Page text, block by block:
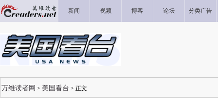
新闻 视频 博客 论坛 分类广告
万维读者网 > 美国看台 > 正文